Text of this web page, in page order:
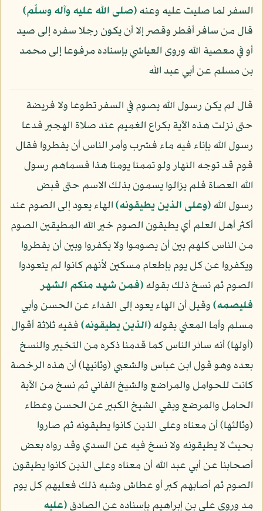
السفر لما صليت عليه وعنه(صلى الله عليه وآله وسلّم)
قال من سافر أفطر وقصر إلا أن يكون رجلا سفره إلى صيد
أو في معصية الله وروى العياشي بإسناده مرفوعا إلى محمد
بن مسلم عن أبي عبد الله
قال لم يكن رسول الله يصوم في السفر تطوعا ولا فريضة
حتى نزلت هذه الآية بكراع الغميم عند صلاة الهجير فدعا
رسول الله بإناء فيه ماء فشرب وأمر الناس أن يفطروا فقال
قوم قد توجه النهار ولو تممنا يومنا هذا فسماهم رسول
الله العصاة فلم يزالوا يسمون بذلك الاسم حتى قبض
رسول الله﴿وعلى الذين يطيقونه﴾الهاء يعود إلى الصوم عند
أكثر أهل العلم أي يطيقون الصوم خير الله المطيقين الصوم
من الناس كلهم بين أن يصوموا ولا يكفروا وبين أن يفطروا
ويكفروا عن كل يوم بإطعام مسكين لأنهم كانوا لم يتعودوا
الصوم ثم نسخ ذلك بقوله﴿فمن شهد منكم الشهر
فليصمه﴾وقيل أن الهاء يعود إلى الفداء عن الحسن وأبي
مسلم وأما المعني بقوله﴿الذين يطيقونه﴾ففيه ثلاثة أقوال
(أولها) أنه سائر الناس كما قدمنا ذكره من التخيير والنسخ
بعده وهو قول ابن عباس والشعبي (وثانيها) أن هذه الرخصة
كانت للحوامل والمراضع والشيخ الفاني ثم نسخ من الآية
الحامل والمرضع وبقي الشيخ الكبير عن الحسن وعطاء
(وثالثها) أن معناه وعلى الذين كانوا يطيقونه ثم صاروا
بحيث لا يطيقونه ولا نسخ فيه عن السدي وقد رواه بعض
أصحابنا عن أبي عبد الله أن معناه وعلى الذين كانوا يطيقون
الصوم ثم أصابهم كبر أو عطاش وشبه ذلك فعليهم كل يوم
مد وروى علي بن إبراهيم بإسناده عن الصادق(عليه